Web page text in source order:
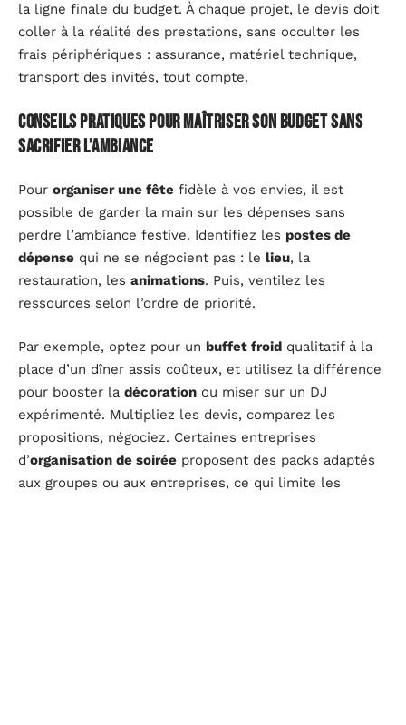
la ligne finale du budget. À chaque projet, le devis doit
coller à la réalité des prestations, sans occulter les
frais périphériques : assurance, matériel technique,
transport des invités, tout compte.
Conseils pratiques pour maîtriser son budget sans
sacrifier l’ambiance
Pour organiser une fête fidèle à vos envies, il est
possible de garder la main sur les dépenses sans
perdre l’ambiance festive. Identifiez les postes de
dépense qui ne se négocient pas : le lieu, la
restauration, les animations. Puis, ventilez les
ressources selon l’ordre de priorité.
Par exemple, optez pour un buffet froid qualitatif à la
place d’un dîner assis coûteux, et utilisez la différence
pour booster la décoration ou miser sur un DJ
expérimenté. Multipliez les devis, comparez les
propositions, négociez. Certaines entreprises
d’organisation de soirée proposent des packs adaptés
aux groupes ou aux entreprises, ce qui limite les